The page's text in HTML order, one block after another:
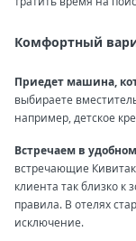
Комфортный
Приедет машина,
выбираете
например, детское
Встречаем в
встречающие
клиента так близко к
правила. В отелях
исключение.